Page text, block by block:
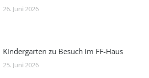
26. Juni 2026
Kindergarten zu Besuch im FF-Haus
25. Juni 2026